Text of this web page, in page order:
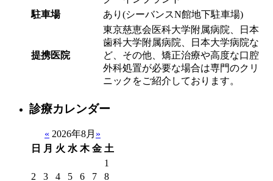
駐車場
あり(シーバンスN館地下駐車場)
提携医院
東京慈恵会医科大学附属病院、日本
歯科大学附属病院、日本大学病院な
ど、その他、矯正治療や高度な口腔
外科処置が必要な場合は専門のクリ
ニックをご紹介しております。
診療カレンダー
« 2026年8月 »
日
月 火 水 木 金 土
1
2
3 4 5 6 7
8